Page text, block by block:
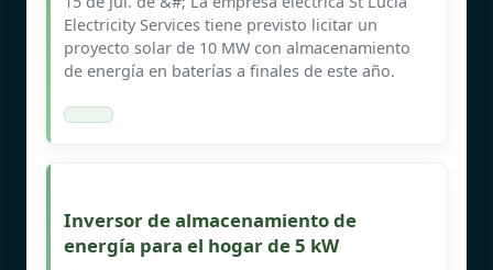
Electricity Services tiene previsto licitar un
proyecto solar de 10 MW con almacenamiento
de energía en baterías a finales de este año.
Inversor de almacenamiento de
energía para el hogar de 5 kW